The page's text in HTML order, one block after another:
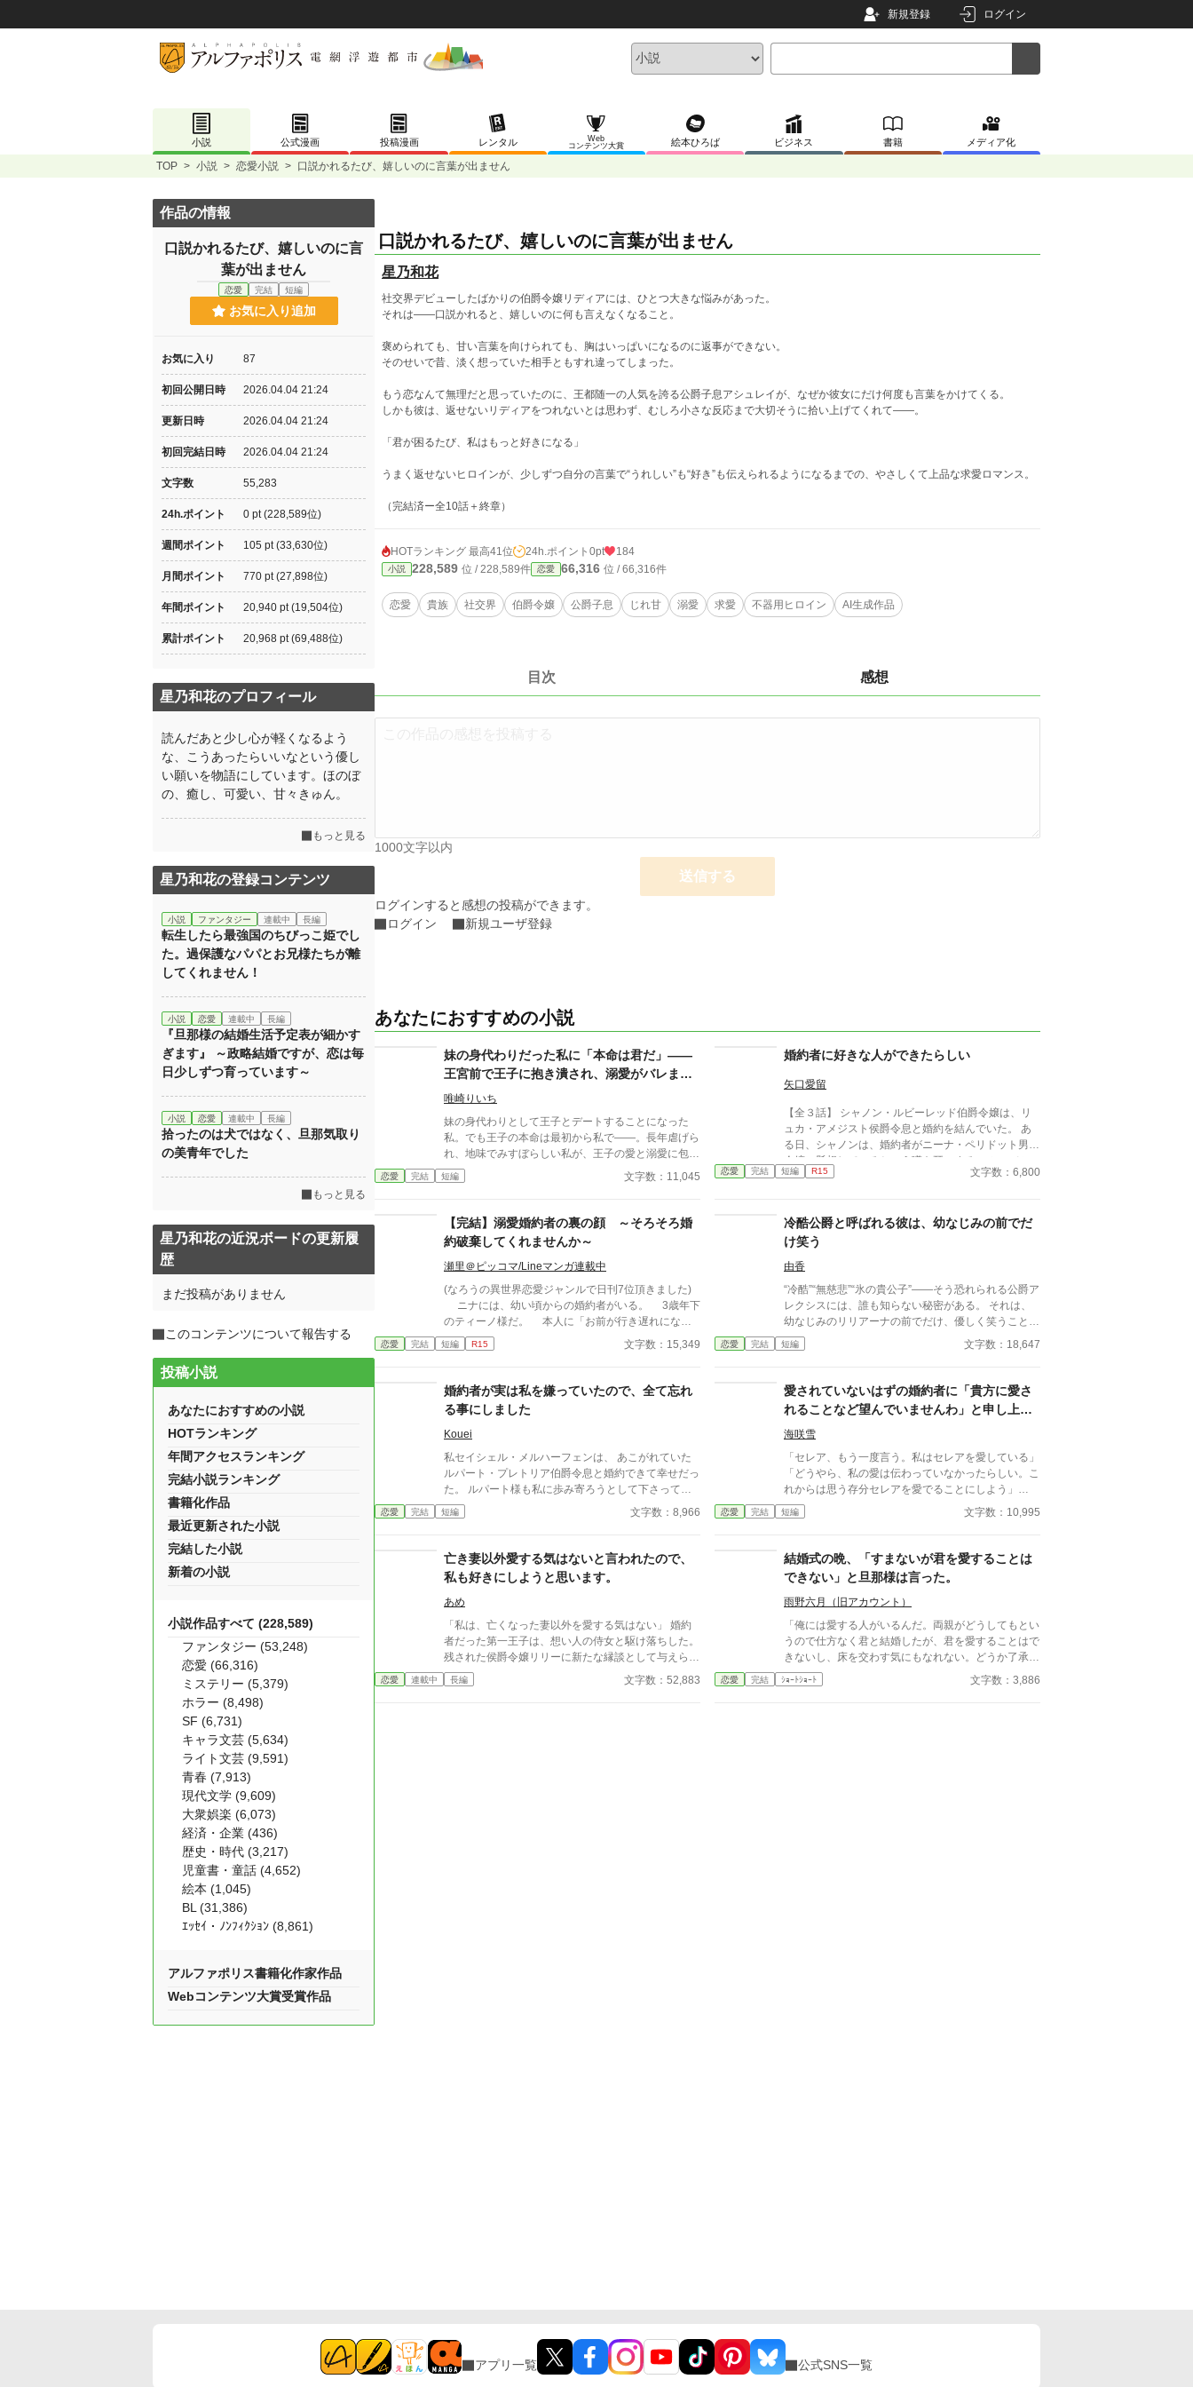
新規登録 ログイン
小説 公式漫画 投稿漫画 レンタル
Web
コンテンツ大賞
絵本ひろば ビジネス 書籍 メディア化
TOP > 小説 > 恋愛小説 > 口説かれるたび、嬉しいのに言葉が出ません
口説かれるたび、嬉しいのに言葉が出ません
星乃和花
社交界デビューしたばかりの伯爵令嬢リディアには、ひとつ大きな悩みがあった。
それは――口説かれると、嬉しいのに何も言えなくなること。
褒められても、甘い言葉を向けられても、胸はいっぱいになるのに返事ができない。
そのせいで昔、淡く想っていた相手ともすれ違ってしまった。
もう恋なんて無理だと思っていたのに、王都随一の人気を誇る公爵子息アシュレイが、なぜか彼女にだけ何度も言葉をかけてくる。
しかも彼は、返せないリディアをつれないとは思わず、むしろ小さな反応まで大切そうに拾い上げてくれて――。
「君が困るたび、私はもっと好きになる」
うまく返せないヒロインが、少しずつ自分の言葉で“うれしい”も“好き”も伝えられるようになるまでの、やさしくて上品な求愛ロマンス。
（完結済ー全10話＋終章）
HOTランキング 最高41位 24h.ポイント 0pt 184
小説 228,589 位 / 228,589件 恋愛 66,316 位 / 66,316件
恋愛 貴族 社交界 伯爵令嬢 公爵子息 じれ甘 溺愛 求愛 不器用ヒロイン AI生成作品
目次 感想
1000文字以内
送信する
ログインすると感想の投稿ができます。
ログイン
新規ユーザ登録
あなたにおすすめの小説
妹の身代わりだった私に「本命は君だ」――
王宮前で王子に抱き潰され、溺愛がバレまし
た。～私が虐げられるきっかけになった少年
唯崎りいち
妹の身代わりとして王子とデートすることになった
私。でも王子の本命は最初から私で――。長年虐げら
れ、地味でみすぼらしい私が、王子の愛と溺愛に包ま
れ、ついに幸せを掴む甘々ラブファンタジー。妹や家
族との誤解、影武者の存在も絡み、ハラハラと胸キュ
恋愛 完結 短編 文字数：11,045
婚約者に好きな人ができたらしい
矢口愛留
【全３話】 シャノン・ルビーレッド伯爵令嬢は、リ
ュカ・アメジスト侯爵令息と婚約を結んでいた。 あ
る日、シャノンは、婚約者がニーナ・ペリドット男爵
令嬢に懸想しているという噂を耳にする。 シャノン
は断罪を回避するため、リュカとの婚約を円満に解消
にも掲載しています。
恋愛 完結 短編 R15 文字数：6,800
【完結】溺愛婚約者の裏の顔 ～そろそろ婚
約破棄してくれませんか～
瀬里＠ピッコマ/Lineマンガ連載中
(なろうの異世界恋愛ジャンルで日刊7位頂きました)
ニナには、幼い頃からの婚約者がいる。 3歳年下
のティーノ様だ。 本人に「お前が行き遅れになっ
た頃に終わりだ」と宣言されるような、典型的な「婚
約破棄前提の格差婚約」だ。 行き遅れになる前に
くいかず、最近ではもうそれもいいか、と半ばあきら
めている。 なぜなら、現在１６歳のティーノ様
は、匂いたつような色香と初々しさとを併せ持つ、美
青年へと成長してしまったのだ。おまけに人前では、
誰もがうらやむような溺愛ぶりだ。それが偽物だった
としても、こんな風に夢を見させてもらえる体験なん
て、そうそうできやしない。 もちろん人前でだけ
で、裏ではひどいものだけど。 そんな中、第三王
女殿下が、ティーノ様をお気に召したらしいという噂
のだが――。 全７話の短編です 完結確約です。
恋愛 完結 短編 R15 文字数：15,349
冷酷公爵と呼ばれる彼は、幼なじみの前でだ
け笑う
由香
“冷酷”“無慈悲”“氷の貴公子”――そう恐れられる公爵ア
レクシスには、誰も知らない秘密がある。 それは、
幼なじみのリリアーナの前でだけ、優しく笑うこと。
貴族社会の頂点に立つ彼と、身分の低い彼女。 決し
て交わらないはずの二人なのに、彼は彼女を守り、触
だけだ」 無自覚な彼女と、執着を隠しきれない彼。
やがてその歪な関係は周囲を巻き込み、彼の“冷酷”と
呼ばれる理由、そして彼女への想いの深さが暴かれて
いく―― これは、氷のような男が、たった一人にだ
け溺れる物語。
恋愛 完結 短編 文字数：18,647
婚約者が実は私を嫌っていたので、全て忘れ
る事にしました
Kouei
私セイシェル・メルハーフェンは、 あこがれていた
ルパート・プレトリア伯爵令息と婚約できて幸せだっ
た。 ルパート様も私に歩み寄ろうとして下さってい
る。 けれど私は聞いてしまった。ルパート様の本音
を。 『我慢するしかない』 『彼女といると疲れる』
思っていたの？ だから私は決めました。 あなたを忘
れようと… ※この作品は、他投稿サイトにも公開し
ています。
恋愛 完結 短編 文字数：8,966
愛されていないはずの婚約者に「貴方に愛さ
れることなど望んでいませんわ」と申し上げ
たら溺愛されました
海咲雪
「セレア、もう一度言う。私はセレアを愛している」
「どうやら、私の愛は伝わっていなかったらしい。こ
れからは思う存分セレアを愛でることにしよう」
「他の男を愛することは婚約者の私が一切認めない。
君が愛を注いでいいのも愛を注がれていいのも私だけ
う・・・？ 何故、私を愛するふりをするのですか？
[登場人物] セレア・シャルロット・・・伯爵令嬢。ノ
ア・ヴィアーズの婚約者。ノアのことを建前ではなく
本当に愛している。 × ノア・ヴィアーズ・・・王
族。セレア・シャルロットの婚約者。 リア・セルナ
ード・・・男爵令嬢。ノア・ヴィアーズと恋仲である
と噂が立っている。 アレン・シールベルト・・・伯
爵家の一人息子。セレアとは幼い頃から仲が良い友
達。実はセレアのことを・・・？
恋愛 完結 短編 文字数：10,995
亡き妻以外愛する気はないと言われたので、
私も好きにしようと思います。
あめ
「私は、亡くなった妻以外を愛する気はない」 婚約
者だった第一王子は、想い人の侍女と駆け落ちした。
残された侯爵令嬢リリーに新たな縁談として与えられ
たのは、亡き妻を今なお愛し続ける英雄・辺境伯ヴィ
ンセント。 「君を愛することはない」 そう言い切る
恋愛 連載中 長編 文字数：52,883
結婚式の晩、「すまないが君を愛することは
できない」と旦那様は言った。
雨野六月（旧アカウント）
「俺には愛する人がいるんだ。両親がどうしてもとい
うので仕方なく君と結婚したが、君を愛することはで
きないし、床を交わす気にもなれない。どうか了承し
てほしい」 結婚式の晩、新妻クロエが夫ロバートか
ら要求されたのは、お飾りの妻になることだった。
恋愛 完結 ｼｮｰﾄｼｮｰﾄ 文字数：3,886
作品の情報
口説かれるたび、嬉しいのに言
葉が出ません
恋愛 完結 短編
お気に入り追加
お気に入り 87
初回公開日時 2026.04.04 21:24
更新日時 2026.04.04 21:24
初回完結日時 2026.04.04 21:24
文字数 55,283
24h.ポイント 0 pt (228,589位)
週間ポイント 105 pt (33,630位)
月間ポイント 770 pt (27,898位)
年間ポイント 20,940 pt (19,504位)
累計ポイント 20,968 pt (69,488位)
星乃和花のプロフィール
読んだあと少し心が軽くなるよう
な、こうあったらいいなという優し
い願いを物語にしています。ほのぼ
の、癒し、可愛い、甘々きゅん。
もっと見る
星乃和花の登録コンテンツ
小説 ファンタジー 連載中 長編
転生したら最強国のちびっこ姫でし
た。過保護なパパとお兄様たちが離
してくれません！
小説 恋愛 連載中 長編
『旦那様の結婚生活予定表が細かす
ぎます』 ～政略結婚ですが、恋は毎
日少しずつ育っています～
小説 恋愛 連載中 長編
拾ったのは犬ではなく、旦那気取り
の美青年でした
もっと見る
星乃和花の近況ボードの更新履
歴
まだ投稿がありません
このコンテンツについて報告する
投稿小説
あなたにおすすめの小説
HOTランキング
年間アクセスランキング
完結小説ランキング
書籍化作品
最近更新された小説
完結した小説
新着の小説
小説作品すべて (228,589)
ファンタジー (53,248)
恋愛 (66,316)
ミステリー (5,379)
ホラー (8,498)
SF (6,731)
キャラ文芸 (5,634)
ライト文芸 (9,591)
青春 (7,913)
現代文学 (9,609)
大衆娯楽 (6,073)
経済・企業 (436)
歴史・時代 (3,217)
児童書・童話 (4,652)
絵本 (1,045)
BL (31,386)
ｴｯｾｲ・ﾉﾝﾌｨｸｼｮﾝ (8,861)
アルファポリス書籍化作家作品
Webコンテンツ大賞受賞作品
アプリ一覧 公式SNS一覧